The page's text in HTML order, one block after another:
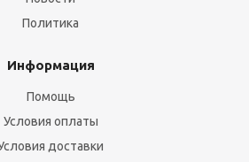
Политика
Информация
Помощь
Условия оплаты
доставки